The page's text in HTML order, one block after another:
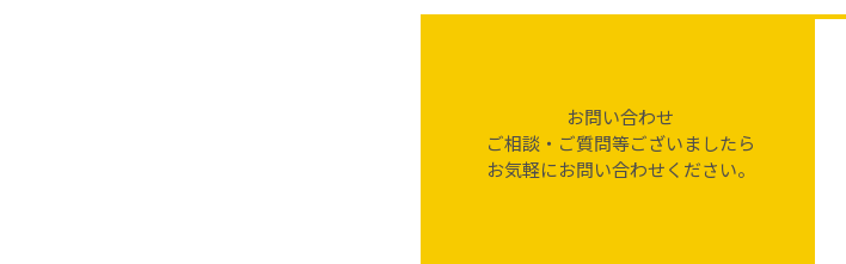
お問い合わせ
ご相談・ご質問等ございましたら
お気軽にお問い合わせください。